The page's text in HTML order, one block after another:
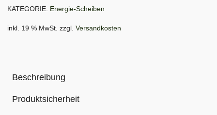
KATEGORIE: Energie-Scheiben
inkl. 19 % MwSt. zzgl. Versandkosten
Beschreibung
Produktsicherheit